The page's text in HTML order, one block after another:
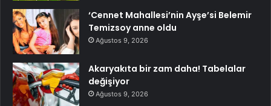
‘Cennet Mahallesi’nin Ayşe’si Belemir
Temizsoy anne oldu
Ağustos 9, 2026
Akaryakıta bir zam daha! Tabelalar
değişiyor
Ağustos 9, 2026